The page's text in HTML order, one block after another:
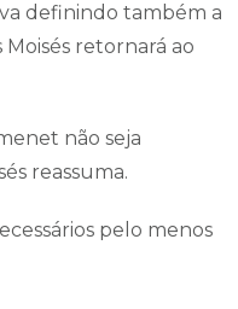
definindo também a
retornará ao
não seja
reassuma.
pelo menos